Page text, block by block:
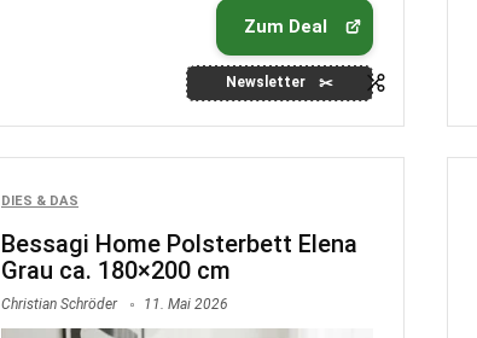
Zum Deal
Newsletter
DIES & DAS
Bessagi Home Polsterbett Elena
Grau ca. 180×200 cm
Christian Schröder 11. Mai 2026